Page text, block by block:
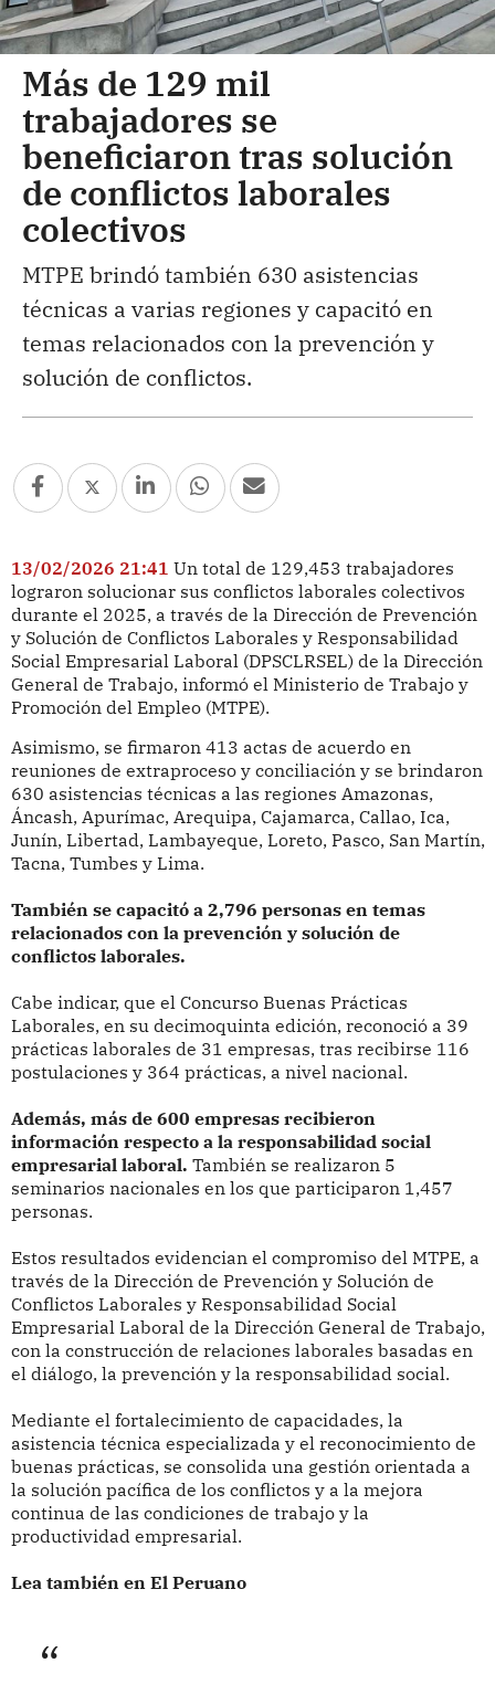
Más de 129 mil
trabajadores se
beneficiaron tras solución
de conflictos laborales
colectivos
MTPE brindó también 630 asistencias
técnicas a varias regiones y capacitó en
temas relacionados con la prevención y
solución de conflictos.
13/02/2026 21:41 Un total de 129,453 trabajadores
lograron solucionar sus conflictos laborales colectivos
durante el 2025, a través de la Dirección de Prevención
y Solución de Conflictos Laborales y Responsabilidad
Social Empresarial Laboral (DPSCLRSEL) de la Dirección
General de Trabajo, informó el Ministerio de Trabajo y
Promoción del Empleo (MTPE).
Asimismo, se firmaron 413 actas de acuerdo en
reuniones de extraproceso y conciliación y se brindaron
630 asistencias técnicas a las regiones Amazonas,
Áncash, Apurímac, Arequipa, Cajamarca, Callao, Ica,
Junín, Libertad, Lambayeque, Loreto, Pasco, San Martín,
Tacna, Tumbes y Lima.
También se capacitó a 2,796 personas en temas
relacionados con la prevención y solución de
conflictos laborales.
Cabe indicar, que el Concurso Buenas Prácticas
Laborales, en su decimoquinta edición, reconoció a 39
prácticas laborales de 31 empresas, tras recibirse 116
postulaciones y 364 prácticas, a nivel nacional.
Además, más de 600 empresas recibieron
información respecto a la responsabilidad social
empresarial laboral. También se realizaron 5
seminarios nacionales en los que participaron 1,457
personas.
Estos resultados evidencian el compromiso del MTPE, a
través de la Dirección de Prevención y Solución de
Conflictos Laborales y Responsabilidad Social
Empresarial Laboral de la Dirección General de Trabajo,
con la construcción de relaciones laborales basadas en
el diálogo, la prevención y la responsabilidad social.
Mediante el fortalecimiento de capacidades, la
asistencia técnica especializada y el reconocimiento de
buenas prácticas, se consolida una gestión orientada a
la solución pacífica de los conflictos y a la mejora
continua de las condiciones de trabajo y la
productividad empresarial.
Lea también en El Peruano